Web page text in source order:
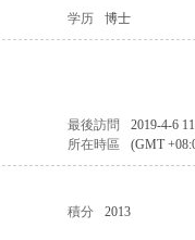
学历 博士
最後訪問
2019-4-6
所在時區 (GMT
積分
2013